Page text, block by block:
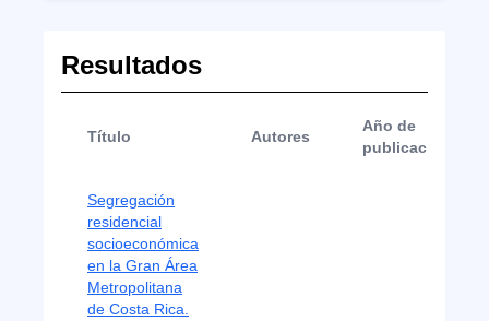
Resultados
Título Autores
Año de
publicación
Segregación
residencial
socioeconómica
en la Gran Área
Metropolitana
de Costa Rica.